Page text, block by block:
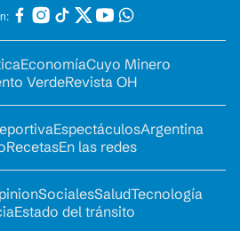
EconomíaCuyo Minero
VerdeRevista OH
EspectáculosArgentina
RecetasEn las redes
SocialesSaludTecnología
Estado del tránsito